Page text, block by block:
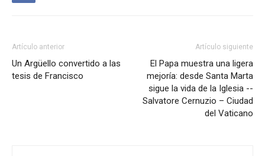
Artículo anterior
Un Argüello convertido a las
tesis de Francisco
Artículo siguiente
El Papa muestra una ligera
mejoría: desde Santa Marta
sigue la vida de la Iglesia --
Salvatore Cernuzio – Ciudad
del Vaticano